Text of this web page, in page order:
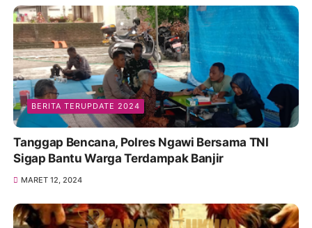
BERITA TERUPDATE 2024
Tanggap Bencana, Polres Ngawi Bersama TNI
Sigap Bantu Warga Terdampak Banjir
MARET 12, 2024